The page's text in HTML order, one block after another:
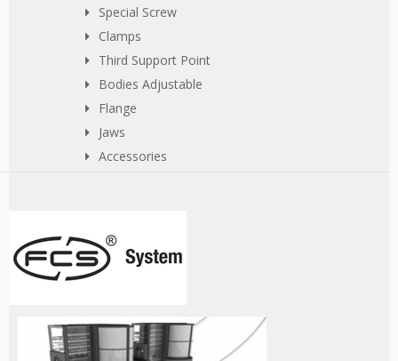
Special Screw
Clamps
Third Support Point
Bodies Adjustable
Flange
Jaws
Accessories